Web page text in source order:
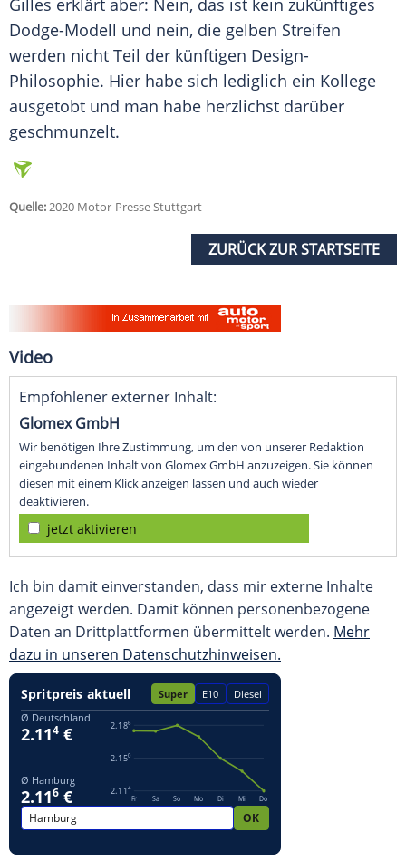
Gilles erklärt aber: Nein, das ist kein zukünftiges
Dodge-Modell und nein, die gelben Streifen
werden nicht Teil der künftigen Design-
Philosophie. Hier habe sich lediglich ein Kollege
ausgetobt und man habe herzlichst darüber
geschmunzelt.
Quelle:2020 Motor-Presse Stuttgart
ZURÜCK ZUR STARTSEITE
Video
Empfohlener externer Inhalt:
Glomex GmbH
Wir benötigen Ihre Zustimmung, um den von unserer Redaktion
eingebundenen Inhalt von Glomex GmbH anzuzeigen. Sie können
diesen mit einem Klick anzeigen lassen und auch wieder
deaktivieren.
jetzt aktivieren
Ich bin damit einverstanden, dass mir externe Inhalte
angezeigt werden. Damit können personenbezogene
Daten an Drittplattformen übermittelt werden. Mehr
dazu in unseren Datenschutzhinweisen.